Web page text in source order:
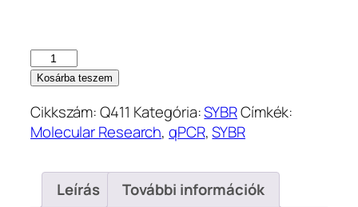
ChamQ
SYBR
qPCR
Master
(Q411)
mennyiség
Kosárba teszem
Cikkszám:Q411 Kategória:SYBRCímkék:
Molecular Research,qPCR,SYBR
Leírás További információk